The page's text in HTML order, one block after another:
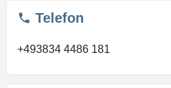
Telefon
+493834 4486 181